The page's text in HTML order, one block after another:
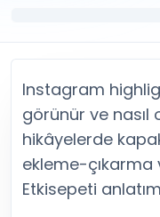
Twitter (X) Retweet
Twitter (X) Video
Tümünü Gör
YouTube
YouTube Abone Satın
YouTube Beğeni Satın Al
YouTube İzlenme
YouTube Yorum Satın
Tümünü Gör
Diğer ücretsiz araçlar
Facebook Araçları
LinkedIn Araçları
Spotify Araçları
Telegram Araçları
Twitch Araçları
SoundCloud Araçları
Instagram
görünür ve nasıl
hikâyelerde
ekleme-çıkarma
Etkisepeti